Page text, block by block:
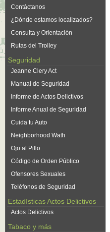
Contáctanos
¿Dónde estamos localizados?
Consulta y Orientación
Rutas del Trolley
Seguridad
Jeanne Clery Act
Manual de Seguridad
Informe de Actos Delictivos
Informe Anual de Seguridad
Cuida tu Auto
Neighborhood Wath
Ojo al Pillo
Código de Orden Público
Ofensores Sexuales
Teléfonos de Seguridad
Estadísticas Actos Delictivos
Actos Delictivos
Tabaco y más